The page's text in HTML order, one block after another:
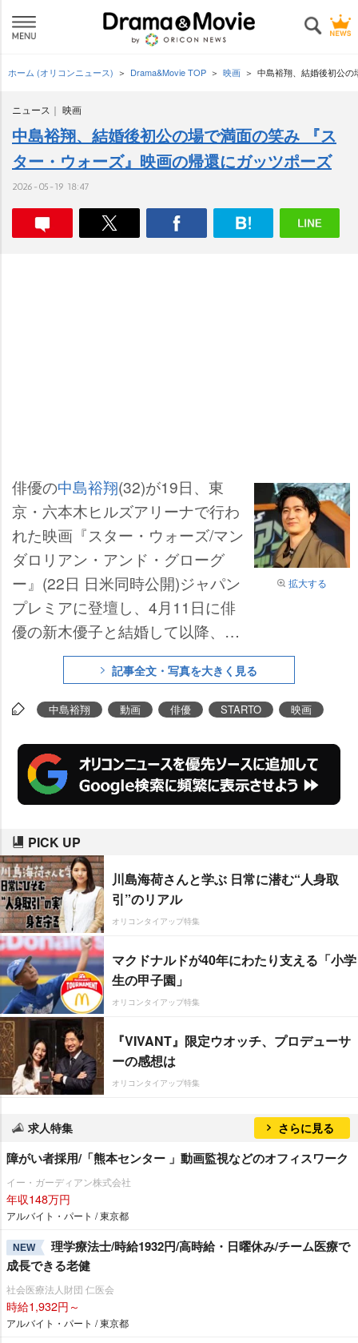
ホーム (オリコンニュース) Drama&Movie TOP 映画 中島裕翔、結婚後初公
ニュース 映画
中島裕翔、結婚後初公の場で満面の笑み 『ス
ター・ウォーズ』映画の帰還にガッツポーズ
2026-05-19 18:47
拡大する
俳優の中島裕翔(32)が19日、東
京・六本木ヒルズアリーナで行わ
れた映画『スター・ウォーズ/マン
ダロリアン・アンド・グローグ
ー』(22日 日米同時公開)ジャパン
プレミアに登壇し、4月11日に俳
優の新木優子と結婚して以降、初
めて公の場に姿をみせた。
記事全文・写真を大きく見る
中島裕翔 動画 俳優 STARTO 映画
PICK UP
川島海荷さんと学ぶ 日常に潜む“人身取
引”のリアル
オリコンタイアップ特集
マクドナルドが40年にわたり支える「小学
生の甲子園」
オリコンタイアップ特集
『VIVANT』限定ウオッチ、プロデューサ
ーの感想は
オリコンタイアップ特集
求人特集 さらに見る
障がい者採用/「熊本センター 」動画監視などのオフィスワーク
イー・ガーディアン株式会社
年収148万円
アルバイト・パート / 東京都
NEW
理学療法士/時給1932円/高時給・日曜休み/チーム医療で
成長できる老健
社会医療法人財団 仁医会
時給1,932円～
アルバイト・パート / 東京都